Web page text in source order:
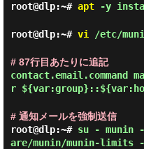
root@dlp:~# apt-y
root@dlp:~# vi /etc/
# 87行目あたりに追記
r
# 通知メールを強制送信
root@dlp:~# su - munin
are/munin/munin-